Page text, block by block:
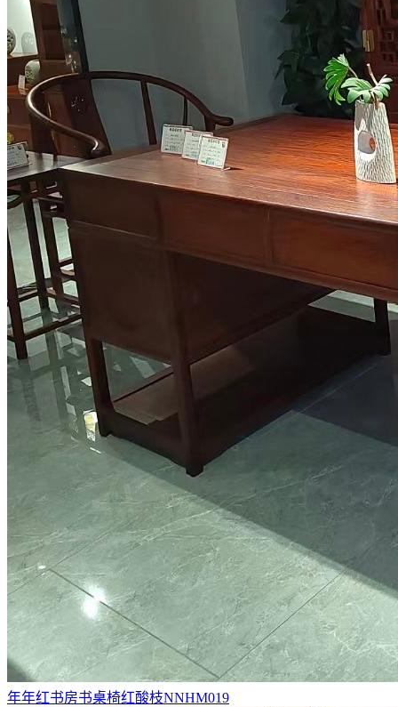
年年红书房书桌椅红酸枝NNHM019